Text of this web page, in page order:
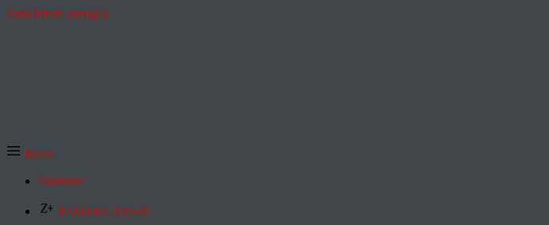
Zum Inhalt springen
Menü
Startseite
Exklusive Artikel